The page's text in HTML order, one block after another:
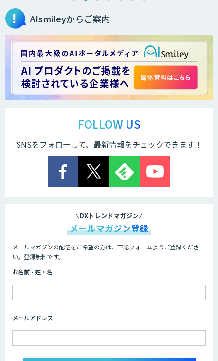
データ分析/AI開発/コンサルティング
Docify（ドシファイ）
Cogent AI Cabinet
imprai ezKotae
ログミーツ powered by GPT-4
AIsmileyからご案内
FOLLOW US
SNSをフォローして、最新情報をチェックできます！
DXトレンドマガジン
メールマガジン登録
メールマガジンの配信をご希望の方は、下記フォームよりご登録くださ
い。登録無料です。
お名前 - 姓・名
メールアドレス